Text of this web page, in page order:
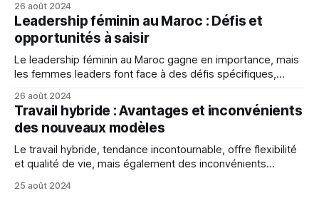
communication, et en récompensant l'innovation.
26 août 2024
Leadership féminin au Maroc : Défis et
opportunités à saisir
Le leadership féminin au Maroc gagne en importance, mais
les femmes leaders font face à des défis spécifiques,
qui les empêchent de réaliser leur plein potentiel.
26 août 2024
Travail hybride : Avantages et inconvénients
des nouveaux modèles
Le travail hybride, tendance incontournable, offre flexibilité
et qualité de vie, mais également des inconvénients
communication.
25 août 2024